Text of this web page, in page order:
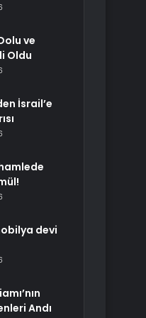
ve
Oldu
İsrail’e
devi
Andı